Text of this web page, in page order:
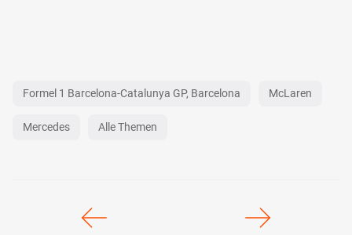
Formel 1 Barcelona-Catalunya GP, Barcelona McLaren
Mercedes Alle Themen